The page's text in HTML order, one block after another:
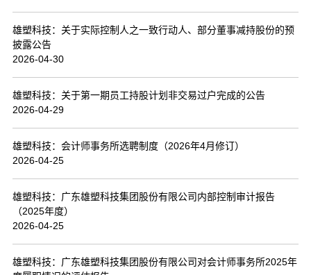
雄塑科技：关于实际控制人之一致行动人、部分董事减持股份的预
披露公告
2026-04-30
雄塑科技：关于第一期员工持股计划非交易过户完成的公告
2026-04-29
雄塑科技：会计师事务所选聘制度（2026年4月修订）
2026-04-25
雄塑科技：广东雄塑科技集团股份有限公司内部控制审计报告
（2025年度）
2026-04-25
雄塑科技：广东雄塑科技集团股份有限公司对会计师事务所2025年